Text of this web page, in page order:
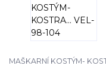
MAŠKARNÍ KOSTÝM-